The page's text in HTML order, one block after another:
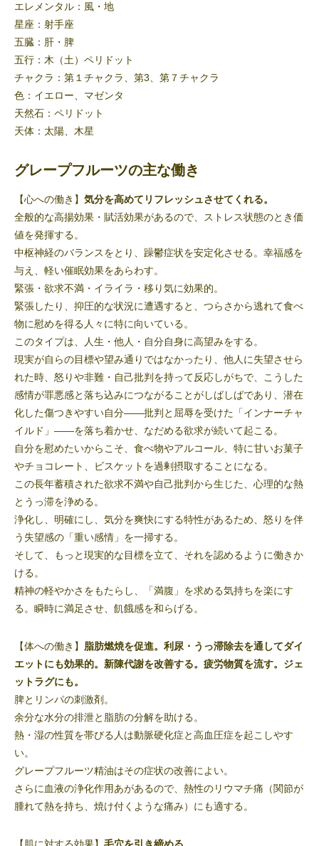
エレメンタル：風・地
星座：射手座
五臓：肝・脾
五行：木（土）ペリドット
チャクラ：第１チャクラ、第3、第７チャクラ
色：イエロー、マゼンタ
天然石：ペリドット
天体：太陽、木星
グレープフルーツの主な働き
【心への働き】 気分を高めてリフレッシュさせてくれる。
全般的な高揚効果・賦活効果があるので、ストレス状態のとき価
値を発揮する。
中枢神経のバランスをとり、躁鬱症状を安定化させる。幸福感を
与え、軽い催眠効果をあらわす。
緊張・欲求不満・イライラ・移り気に効果的。
緊張したり、抑圧的な状況に遭遇すると、つらさから逃れて食べ
物に慰めを得る人々に特に向いている。
このタイプは、人生・他人・自分自身に高望みをする。
現実が自らの目標や望み通りではなかったり、他人に失望させら
れた時、怒りや非難・自己批判を持って反応しがちで、こうした
感情が罪悪感と落ち込みにつながることがしばしばであり、潜在
化した傷つきやすい自分――批判と屈辱を受けた「インナーチャ
イルド」――を落ち着かせ、なだめる欲求が続いて起こる。
自分を慰めたいからこそ、食べ物やアルコール、特に甘いお菓子
やチョコレート、ビスケットを過剰摂取することになる。
この長年蓄積された欲求不満や自己批判から生じた、心理的な熱
とうっ滞を浄める。
浄化し、明確にし、気分を爽快にする特性があるため、怒りを伴
う失望感の「重い感情」を一掃する。
そして、もっと現実的な目標を立て、それを認めるように働きか
ける。
精神の軽やかさをもたらし、「満腹」を求める気持ちを楽にす
る。瞬時に満足させ、飢餓感を和らげる。
【体への働き】 脂肪燃焼を促進。利尿・うっ滞除去を通してダイ
エットにも効果的。新陳代謝を改善する。 疲労物質を流す。ジェ
ットラグにも。
脾とリンパの刺激剤。
余分な水分の排泄と脂肪の分解を助ける。
熱・湿の性質を帯びる人は動脈硬化症と高血圧症を起こしやす
い。
グレープフルーツ精油はその症状の改善によい。
さらに血液の浄化作用あがあるので、熱性のリウマチ痛（関節が
腫れて熱を持ち、焼け付くような痛み）にも適する。